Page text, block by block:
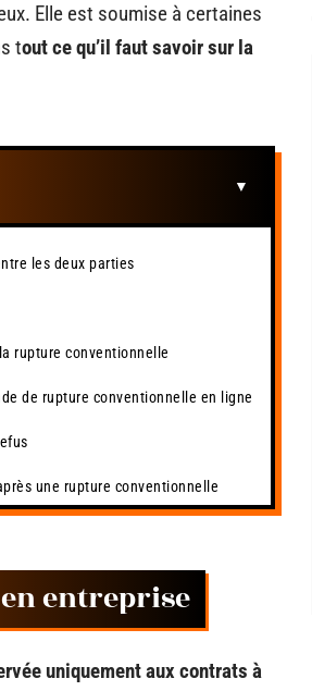
Elle est soumise à certaines
tout ce qu’il faut savoir sur la
les deux parties
rupture conventionnelle
de rupture conventionnelle en ligne
une rupture conventionnelle
entreprise
uniquement aux contrats à